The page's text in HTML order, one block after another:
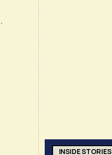
INSIDE STORIES